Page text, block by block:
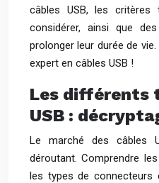
câbles USB, les critères
considérer, ainsi que
prolonger leur durée de
expert en câbles USB !
Les différents
USB :
Le marché des câbles
déroutant. Comprendre
les types de connecteurs